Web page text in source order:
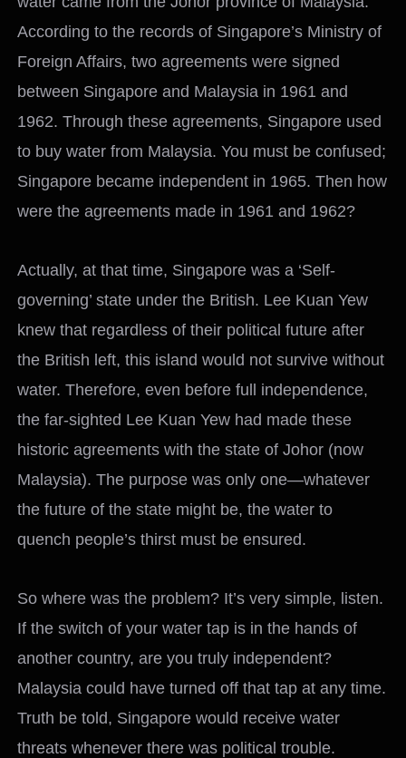
According to the records of Singapore’s Ministry of
Foreign Affairs, two agreements were signed
between Singapore and Malaysia in 1961 and
1962. Through these agreements, Singapore used
to buy water from Malaysia. You must be confused;
Singapore became independent in 1965. Then how
were the agreements made in 1961 and 1962?
Actually, at that time, Singapore was a ‘Self-
governing’ state under the British. Lee Kuan Yew
knew that regardless of their political future after
the British left, this island would not survive without
water. Therefore, even before full independence,
the far-sighted Lee Kuan Yew had made these
historic agreements with the state of Johor (now
Malaysia). The purpose was only one—whatever
the future of the state might be, the water to
quench people’s thirst must be ensured.
So where was the problem? It’s very simple, listen.
If the switch of your water tap is in the hands of
another country, are you truly independent?
Malaysia could have turned off that tap at any time.
Truth be told, Singapore would receive water
threats whenever there was political trouble.